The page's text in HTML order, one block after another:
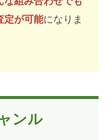
定が可能になりま
ンル